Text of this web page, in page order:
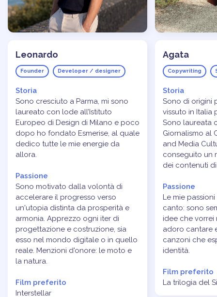
Leonardo
Founder Developer / designer
Storia
Sono cresciuto a Parma, mi sono
laureato con lode all’Istituto
Europeo di Design di Milano e poco
dopo ho fondato Esmerise, al quale
dedico tutte le mie energie da
allora.
Passione
Sono motivato dalla volontà di
accelerare il progresso verso
un'utopia distinta da prosperità e
armonia. Apprezzo ogni iter di
progettazione e costruzione, sia
esso nel mondo digitale o in quello
reale. Menzioni d'onore: le moto e
la natura.
Film preferito
Interstellar
Agata
Copywriting
Storia
Sono di origini
vissuto in Italia
Sono laureata
Giornalismo al
and Media
conseguito un
dei contenuti
Passione
Le mie
canto: sono
idee che vorrei
adoro cantare
canzoni che
identità.
Film preferito
La trilogia del